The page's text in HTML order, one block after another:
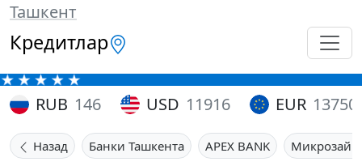
Ташкент
Кредитлар
RUB 146 USD 11916 EUR 13750
Назад Банки Ташкента APEX BANK